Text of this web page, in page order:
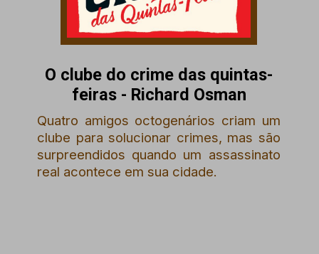
Quatro amigos octogenários criam um
clube para solucionar crimes, mas são
surpreendidos quando um assassinato
real acontece em sua cidade.
O clube do crime das quintas-
feiras - Richard Osman